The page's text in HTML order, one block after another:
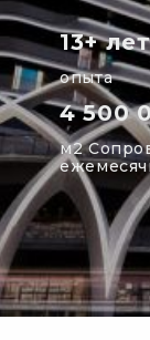
13+ лет
опыта
4 500
м2